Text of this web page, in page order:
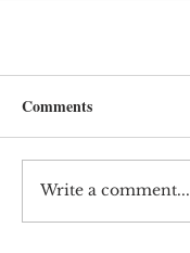
Comments
Write a comment...